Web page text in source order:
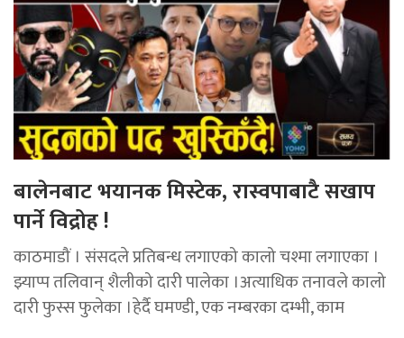
बालेनबाट भयानक मिस्टेक, रास्वपाबाटै सखाप
पार्ने विद्रोह !
काठमाडौं । संसदले प्रतिबन्ध लगाएको कालो चश्मा लगाएका ।
झ्याप्प तलिवान् शैलीको दारी पालेका ।अत्याधिक तनावले कालो
दारी फुस्स फुलेका ।हेर्दै घमण्डी, एक नम्बरका दम्भी, काम